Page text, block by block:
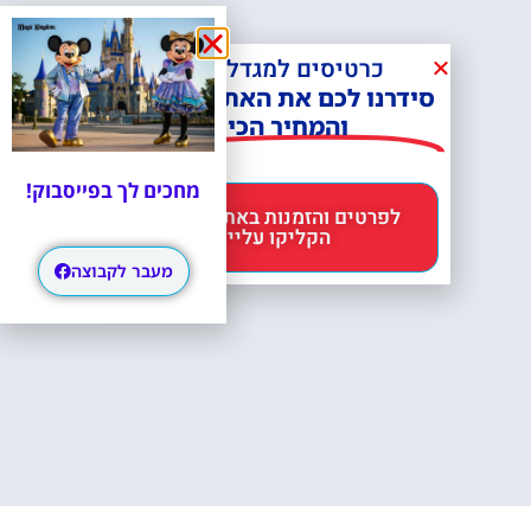
כרטיסים למגדל אייפל?
סידרנו לכם את האתר הכי אמין -
והמחיר הכי זול!
הקליקו עליי 😊
מחכים לך בפייסבוק!
מעבר לקבוצה